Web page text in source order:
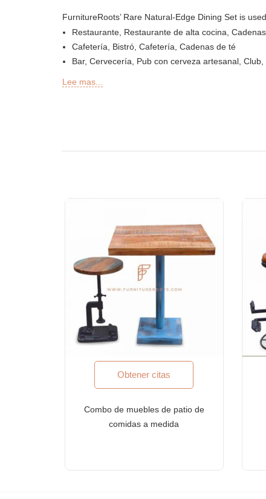
FurnitureRoots’ Rare Natural-Edge Dining Set is
Restaurante, Restaurante de alta cocina,
Cafetería, Bistró, Cafetería, Cadenas de té
Bar, Cervecería, Pub con cerveza artesanal,
Secciones de Bar al aire libre, Sky Lounge,
Proyectos llave en mano, Mobiliario Contract,
Mobiliario para arquitectos y diseñadores de
Importadores y exportaciones de muebles
Diseños de exportación de muebles indios
Tiendas de muebles y cadenas minoristas
Escuelas y Bibliotecas
Eventos corporativos, bodas y banquetes
Centros comerciales y patios de comida
Espacios de convivencia, Hostales
Residencias ejecutivas, viviendas corporativas,
Mobiliario para Bancos
Mobiliario de despacho de abogados
Lee mas...
Obtener citas
Combo de muebles de patio de
comidas a medida